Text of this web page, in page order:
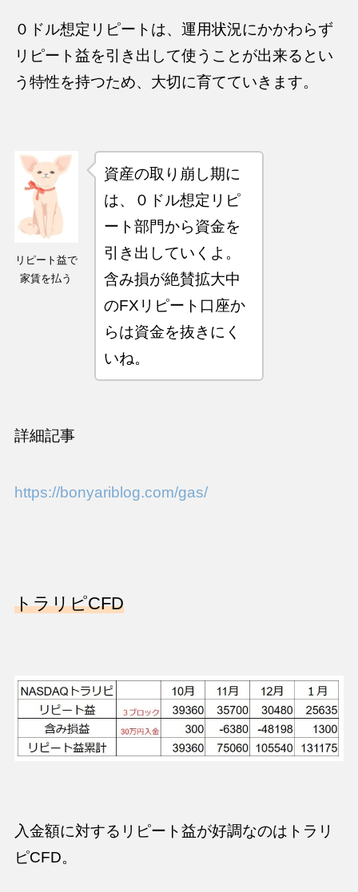
０ドル想定リピートは、 運用状況にかかわらず
リピート益を引き出して使うことが出来る とい
う特性を持つため、大切に育てていきます。
リピート益で
家賃を払う
資産の取り崩し期に
は、０ドル想定リピ
ート部門から資金を
引き出していくよ。
含み損が絶賛拡大中
のFXリピート口座か
らは資金を抜きにく
いね。
詳細記事
https://bonyariblog.com/gas/
トラリピCFD
入金額に対するリピート益が好調なのはトラリ
ピCFD。